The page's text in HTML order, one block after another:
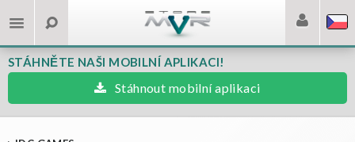
STÁHNĚTE NAŠI MOBILNÍ APLIKACI!
Stáhnout mobilní aplikaci